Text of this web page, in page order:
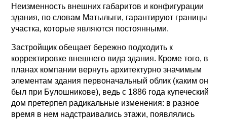
Неизменность внешних габаритов и конфигурации
здания, по словам Матылыги, гарантируют границы
участка, которые являются постоянными.
Застройщик обещает бережно подходить к
корректировке внешнего вида здания. Кроме того, в
планах компании вернуть архитектурно значимым
элементам здания первоначальный облик (каким он
был при Булошникове), ведь с 1886 года купеческий
дом претерпел радикальные изменения: в разное
время в нем надстраивались этажи, появлялись